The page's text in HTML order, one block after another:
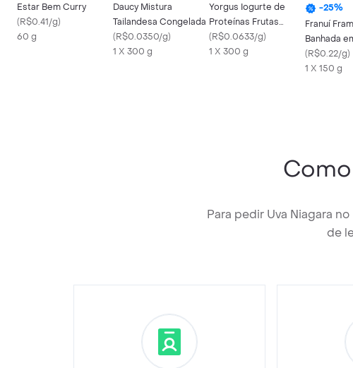
Estar Bem Curry
(R$0.41/g)
60 g
Daucy Mistura
Tailandesa Congelada
(R$0.0350/g)
1 X 300 g
Yorgus Iogurte de
Proteínas Frutas
Silvestres
(R$0.0633/g)
1 X 300 g
-25%
Franuí
Banhada
Chocolate
(R$0.22/g)
1 X 150 g
Para pedir Uva Niagara
de